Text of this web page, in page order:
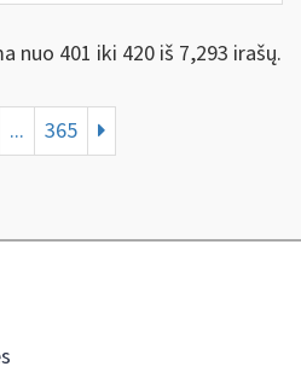
nuo 401 iki 420 iš 7,293 irašų.
... 365